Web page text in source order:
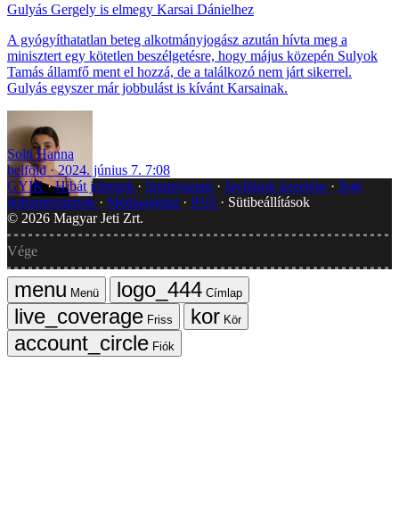
Gulyás Gergely is elmegy Karsai Dánielhez
A gyógyíthatatlan beteg alkotmányjogász azután hívta meg a
minisztert egy kötetlen beszélgetésre, hogy május közepén Sulyok
Tamás államfő ment el hozzá, de a találkozó nem járt sikerrel.
Gulyás egyszer már jobbulást is kívánt Karsainak.
Solti Hanna
belföld
2024. június 7. 7:08
GYIK Hibát jelentek Impresszum Javítások kezelése
Jogi
dokumentumok
Médiaajánlat RSS
Sütibeállítások
© 2026 Magyar Jeti Zrt.
Vége
Menü
Címlap
Friss
Kör
Fiók